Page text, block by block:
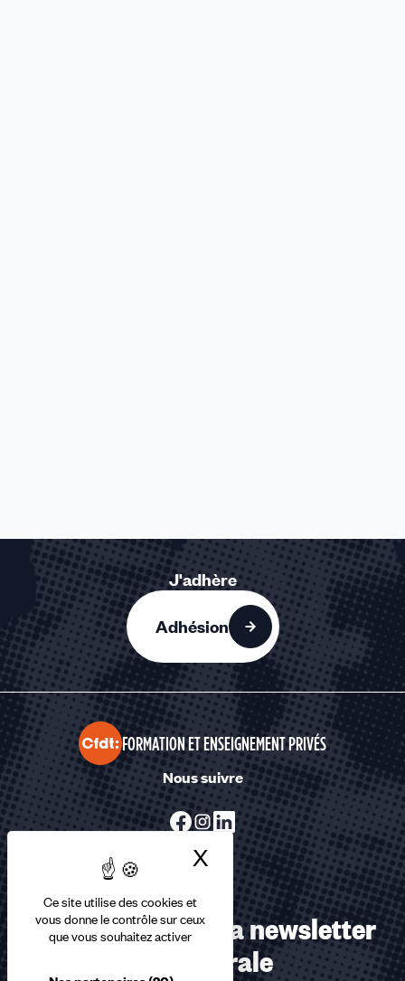
Ce site utilise des cookies et
vous donne le contrôle sur ceux
que vous souhaitez activer
X Masquer le
J'adhère
Adhésion
FORMATION ET ENSEIGNEMENT PRIVÉS
Nous suivre
Abonnez-vous à la newsletter
confédérale